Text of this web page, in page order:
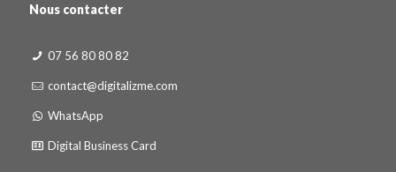
Nous contacter
07 56 80 80 82
contact@digitalizme.com
WhatsApp
Digital Business Card